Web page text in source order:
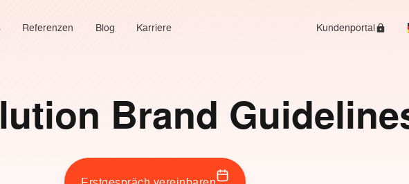
Referenzen Blog Karriere Kundenportal
Brand